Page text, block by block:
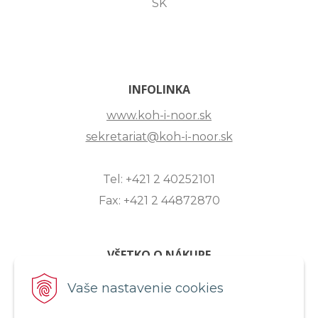
Vaše nastavenie cookies
SK
INFOLINKA
www.koh-i-noor.sk
sekretariat@koh-i-noor.sk
Tel: +421 2 40252101
Fax: +421 2 44872870
VŠETKO O NÁKUPE
ZASLANIE OTÁZKY